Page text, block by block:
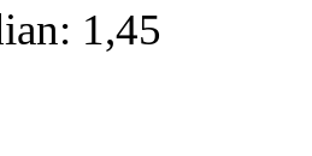
1,45